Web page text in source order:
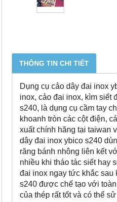
THÔNG TIN CHI TIẾT
Dụng cụ cảo dây đai inox
inox, cảo đai inox, kìm siết
s240, là dụng cụ cầm tay
khoanh tròn các cột điện,
xuất chính hãng tại taiwan
dây đai inox ybico s240
răng bánh nhông liên kết
nhiều khi tháo tác siết hay
đai inox ngay tức khắc sau
s240 được chế tạo với
của thép rất tốt và có thể